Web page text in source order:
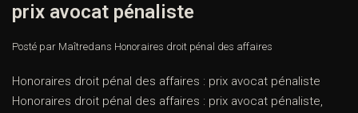
prix avocat pénaliste
Posté par Maîtredans Honoraires droit pénal des affaires
Honoraires droit pénal des affaires : prix avocat pénaliste
Honoraires droit pénal des affaires : prix avocat pénaliste,